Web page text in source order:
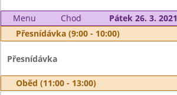
Menu Chod
Pátek 26. 3. 2021
Přesnídávka (9:00 - 10:00)
Přesnídávka
Oběd (11:00 - 13:00)